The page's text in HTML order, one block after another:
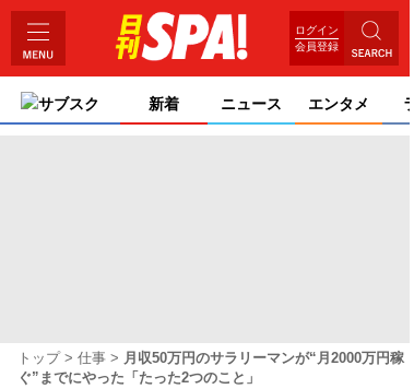
ログイン
会員登録
サブスク 新着 ニュース エンタメ
トップ 仕事
月収50万円のサラリーマンが“月2000万円稼
ぐ”までにやった「たった2つのこと」